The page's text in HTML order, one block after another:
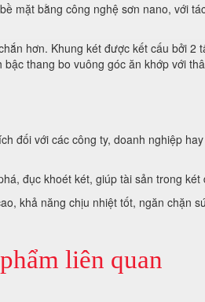
mặt bằng công nghệ sơn nano, với
hơn. Khung két được kết cấu bởi 2
thang bo vuông góc ăn khớp với
đối với các công ty, doanh nghiệp
đục khoét két, giúp tài sản trong
khả năng chịu nhiệt tốt, ngăn chặn
liên quan